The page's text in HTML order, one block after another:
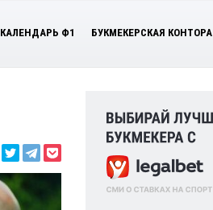
КАЛЕНДАРЬ Ф1 БУКМЕКЕРСКАЯ КОНТОРА